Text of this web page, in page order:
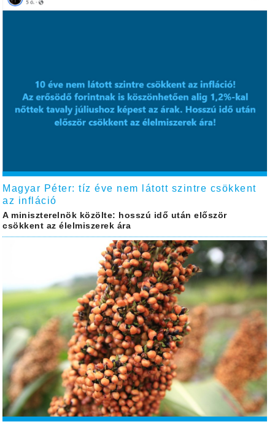
Magyar Péter: tíz éve nem látott szintre csökkent
az infláció
A miniszterelnök közölte: hosszú idő után először
csökkent az élelmiszerek ára